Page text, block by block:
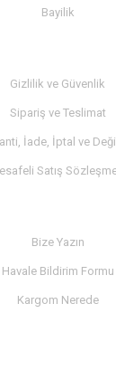
Bayilik
Gizlilik ve Güvenlik
Sipariş ve Teslimat
İade, İptal ve
Satış
Bize Yazın
Havale Bildirim Formu
Kargom Nerede